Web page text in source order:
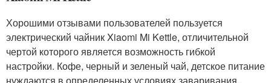
Хорошими отзывами пользователей пользуется
электрический чайник Xiaomi Mi Kettle, отличительной
чертой которого является возможность гибкой
настройки. Кофе, черный и зеленый чай, детское питание